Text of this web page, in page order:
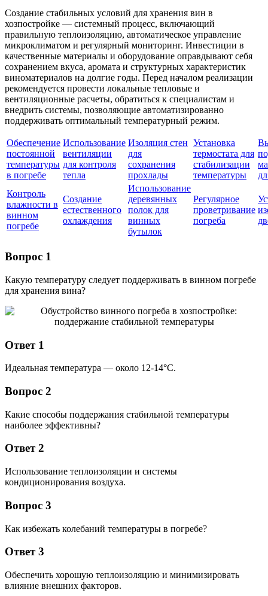
Создание стабильных условий для хранения вин в
хозпостройке — системный процесс, включающий
правильную теплоизоляцию, автоматическое управление
микроклиматом и регулярный мониторинг. Инвестиции в
качественные материалы и оборудование оправдывают себя
сохранением вкуса, аромата и структурных характеристик
виноматериалов на долгие годы. Перед началом реализации
рекомендуется провести локальные тепловые и
вентиляционные расчеты, обратиться к специалистам и
внедрить системы, позволяющие автоматизированно
поддерживать оптимальный температурный режим.
Обеспечение
постоянной
температуры
в погребе
Использование
вентиляции
для контроля
тепла
Изоляция стен
для
сохранения
прохлады
Установка
термостата для
стабилизации
температуры
Контроль
влажности в
винном
погребе
Создание
естественного
охлаждения
Использование
деревянных
полок для
винных
бутылок
Регулярное
проветривание
погреба
Вопрос 1
Какую температуру следует поддерживать в винном погребе
для хранения вина?
Ответ 1
Идеальная температура — около 12-14°C.
Вопрос 2
Какие способы поддержания стабильной температуры
наиболее эффективны?
Ответ 2
Использование теплоизоляции и системы
кондиционирования воздуха.
Вопрос 3
Как избежать колебаний температуры в погребе?
Ответ 3
Обеспечить хорошую теплоизоляцию и минимизировать
влияние внешних факторов.